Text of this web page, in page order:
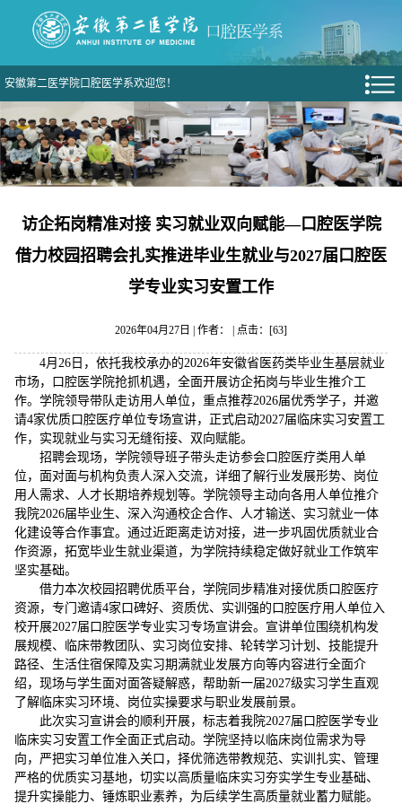
安徽第二医学院口腔医学系欢迎您！
访企拓岗精准对接 实习就业双向赋能—口腔医学院
借力校园招聘会扎实推进毕业生就业与2027届口腔医
学专业实习安置工作
2026年04月27日 | 作者： | 点击：[63]
4月26日，依托我校承办的2026年安徽省医药类毕业生基层就业
市场，口腔医学院抢抓机遇，全面开展访企拓岗与毕业生推介工
作。学院领导带队走访用人单位，重点推荐2026届优秀学子，并邀
请4家优质口腔医疗单位专场宣讲，正式启动2027届临床实习安置工
作，实现就业与实习无缝衔接、双向赋能。
招聘会现场，学院领导班子带头走访参会口腔医疗类用人单
位，面对面与机构负责人深入交流，详细了解行业发展形势、岗位
用人需求、人才长期培养规划等。学院领导主动向各用人单位推介
我院2026届毕业生、深入沟通校企合作、人才输送、实习就业一体
化建设等合作事宜。通过近距离走访对接，进一步巩固优质就业合
作资源，拓宽毕业生就业渠道，为学院持续稳定做好就业工作筑牢
坚实基础。
借力本次校园招聘优质平台，学院同步精准对接优质口腔医疗
资源，专门邀请4家口碑好、资质优、实训强的口腔医疗用人单位入
校开展2027届口腔医学专业实习专场宣讲会。宣讲单位围绕机构发
展规模、临床带教团队、实习岗位安排、轮转学习计划、技能提升
路径、生活住宿保障及实习期满就业发展方向等内容进行全面介
绍，现场与学生面对面答疑解惑，帮助新一届2027级实习学生直观
了解临床实习环境、岗位实操要求与职业发展前景。
此次实习宣讲会的顺利开展，标志着我院2027届口腔医学专业
临床实习安置工作全面正式启动。学院坚持以临床岗位需求为导
向，严把实习单位准入关口，择优筛选带教规范、实训扎实、管理
严格的优质实习基地，切实以高质量临床实习夯实学生专业基础、
提升实操能力、锤炼职业素养，为后续学生高质量就业蓄力赋能。